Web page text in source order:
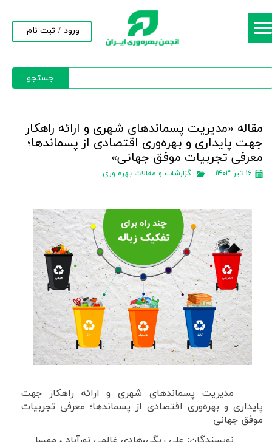
جستجو
ورود / ثبت نام
حساب کاربری من
مقاله «مدیریت پسماندهای شهری و ارائه راهکار
جهت پایداری و بهره‌وری اقتصادی از پسماندها؛
معرفی تجربیات موفق جهانی»
۱۶ تیر ۱۴۰۳ گزارشات و مقالات بهره وری
مدیریت پسماندهای شهری و ارائه راهکار جهت
پایداری و بهره‌وری اقتصادی از پسماندها؛ معرفی تجربیات
موفق جهانی